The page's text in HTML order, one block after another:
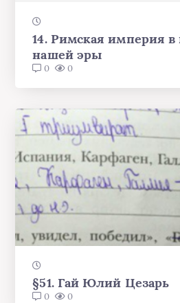
14. Римская империя в
нашей эры
0 0
§51. Гай Юлий Цезарь
0 0